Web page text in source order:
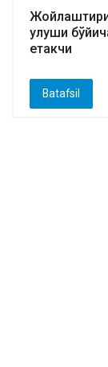
улуши
етакчи
Batafsil